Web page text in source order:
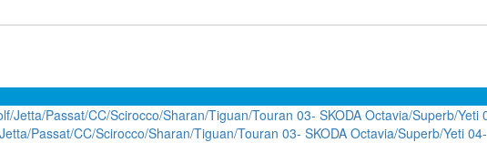
Passat/CC/Scirocco/Sharan/Tiguan/Touran 03- SKODA Octavia/Superb/Yeti 04-